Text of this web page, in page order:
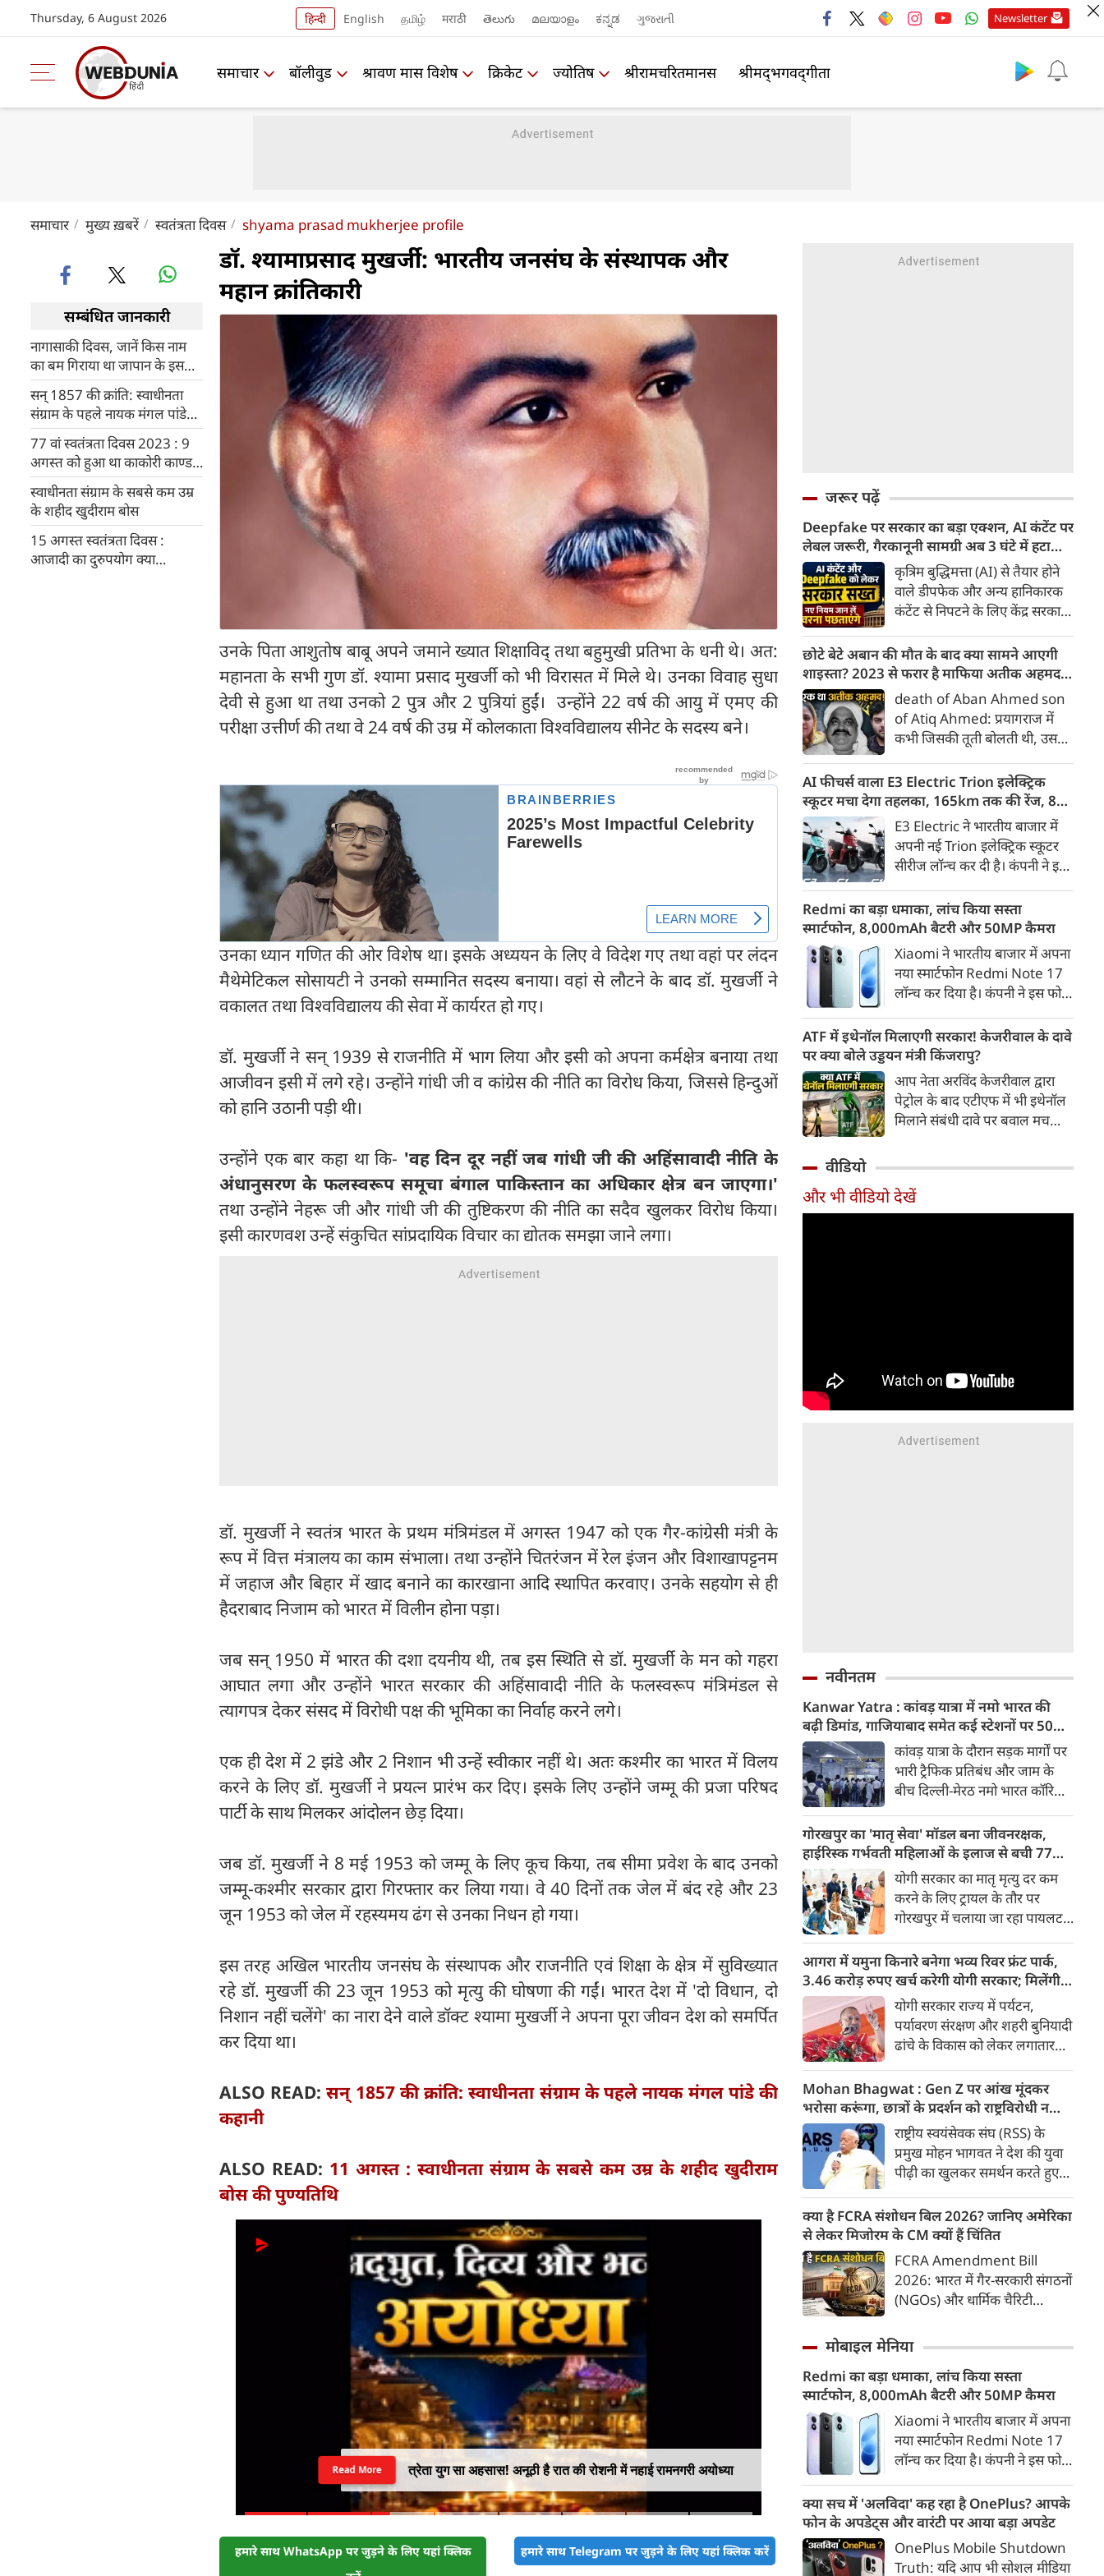
Thursday, 6 August 2026 हिन्दी English தமிழ் मराठी తెలుగు മലയാളം ಕನ್ನಡ ગુજરાતી Newsletter
समाचार बॉलीवुड श्रावण मास विशेष क्रिकेट ज्योतिष श्रीरामचरितमानस श्रीमद्‍भगवद्‍गीता
समाचार मुख्य ख़बरें स्वतंत्रता दिवस shyama prasad mukherjee profile
सम्बंधित जानकारी
नागासाकी दिवस, जानें किस नाम
का बम गिराया था जापान के इस
शहर पर
सन् 1857 की क्रांति: स्वाधीनता
संग्राम के पहले नायक मंगल पांडे
की कहानी
77 वां स्वतंत्रता दिवस 2023 : 9
अगस्त को हुआ था काकोरी काण्ड,
जानें पूरी कहानी
स्वाधीनता संग्राम के सबसे कम उम्र
के शहीद खुदीराम बोस
15 अगस्त स्वतंत्रता दिवस :
आजादी का दुरुपयोग क्या
डॉ. श्यामाप्रसाद मुखर्जी: भारतीय जनसंघ के संस्थापक और
महान क्रांतिकारी
उनके पिता आशुतोष बाबू अपने जमाने ख्यात शिक्षाविद् तथा बहुमुखी प्रतिभा के धनी थे। अत:
महानता के सभी गुण डॉ. श्यामा प्रसाद मुखर्जी को भी विरासत में मिले थे। उनका विवाह सुधा
देवी से हुआ था तथा उनको 2 पुत्र और 2 पुत्रियां हुईं। उन्होंने 22 वर्ष की आयु में एमए की
परीक्षा उत्तीर्ण की तथा वे 24 वर्ष की उम्र में कोलकाता विश्वविद्यालय सीनेट के सदस्य बने।
उनका ध्यान गणित की ओर विशेष था। इसके अध्ययन के लिए वे विदेश गए तथा वहां पर लंदन
मैथेमेटिकल सोसायटी ने उनको सम्मानित सदस्य बनाया। वहां से लौटने के बाद डॉ. मुखर्जी ने
वकालत तथा विश्वविद्यालय की सेवा में कार्यरत हो गए।
डॉ. मुखर्जी ने सन् 1939 से राजनीति में भाग लिया और इसी को अपना कर्मक्षेत्र बनाया तथा
आजीवन इसी में लगे रहे। उन्होंने गांधी जी व कांग्रेस की नीति का विरोध किया, जिससे हिन्दुओं
को हानि उठानी पड़ी थी।
उन्होंने एक बार कहा था कि- 'वह दिन दूर नहीं जब गांधी जी की अहिंसावादी नीति के
अंधानुसरण के फलस्वरूप समूचा बंगाल पाकिस्तान का अधिकार क्षेत्र बन जाएगा।'
तथा उन्होंने नेहरू जी और गांधी जी की तुष्टिकरण की नीति का सदैव खुलकर विरोध किया।
इसी कारणवश उन्हें संकुचित सांप्रदायिक विचार का द्योतक समझा जाने लगा।
डॉ. मुखर्जी ने स्वतंत्र भारत के प्रथम मंत्रिमंडल में अगस्त 1947 को एक गैर-कांग्रेसी मंत्री के
रूप में वित्त मंत्रालय का काम संभाला। तथा उन्होंने चितरंजन में रेल इंजन और विशाखापट्टनम
में जहाज और बिहार में खाद बनाने का कारखाना आदि स्थापित करवाए। उनके सहयोग से ही
हैदराबाद निजाम को भारत में विलीन होना पड़ा।
जब सन् 1950 में भारत की दशा दयनीय थी, तब इस स्थिति से डॉ. मुखर्जी के मन को गहरा
आघात लगा और उन्होंने भारत सरकार की अहिंसावादी नीति के फलस्वरूप मंत्रिमंडल से
त्यागपत्र देकर संसद में विरोधी पक्ष की भूमिका का निर्वाह करने लगे।
एक ही देश में 2 झंडे और 2 निशान भी उन्हें स्वीकार नहीं थे। अतः कश्मीर का भारत में विलय
करने के लिए डॉ. मुखर्जी ने प्रयत्न प्रारंभ कर दिए। इसके लिए उन्होंने जम्मू की प्रजा परिषद
पार्टी के साथ मिलकर आंदोलन छेड़ दिया।
जब डॉ. मुखर्जी ने 8 मई 1953 को जम्मू के लिए कूच किया, तब सीमा प्रवेश के बाद उनको
जम्मू-कश्मीर सरकार द्वारा गिरफ्तार कर लिया गया। वे 40 दिनों तक जेल में बंद रहे और 23
जून 1953 को जेल में रहस्यमय ढंग से उनका निधन हो गया।
इस तरह अखिल भारतीय जनसंघ के संस्थापक और राजनीति एवं शिक्षा के क्षेत्र में सुविख्यात
रहे डॉ. मुखर्जी की 23 जून 1953 को मृत्यु की घोषणा की गईं। भारत देश में 'दो विधान, दो
निशान नहीं चलेंगे' का नारा देने वाले डॉक्ट श्यामा मुखर्जी ने अपना पूरा जीवन देश को समर्पित
कर दिया था।
ALSO READ:सन् 1857 की क्रांति: स्वाधीनता संग्राम के पहले नायक मंगल पांडे की
कहानी
ALSO READ: 11 अगस्त : स्वाधीनता संग्राम के सबसे कम उम्र के शहीद खुदीराम
बोस की पुण्यतिथि
त्रेता युग सा अहसास! अनूठी है रात की रोशनी में नहाई रामनगरी अयोध्या
Read More
हमारे साथ WhatsApp पर जुड़ने के लिए यहां क्लिक
हमारे साथ Telegram पर जुड़ने के लिए यहां क्लिक करें
जरूर पढ़ें
Deepfake पर सरकार का बड़ा एक्शन, AI कंटेंट पर
लेबल जरूरी, गैरकानूनी सामग्री अब 3 घंटे में हटानी
होगी, नए नियम जान लें वरना पछताएंगे
कृत्रिम बुद्धिमत्ता (AI) से तैयार होने
वाले डीपफेक और अन्य हानिकारक
कंटेंट से निपटने के लिए केंद्र सरकार
किया है। सरकार ने AI से तैयार कंटेंट
पर स्पष्ट लेबल और पहचान योग्य
मेटाडेटा उपलब्ध कराना अनिवार्य
किया है। साथ ही, सरकारी या
न्यायालय के आदेश के आधार पर
गैरकानूनी जानकारी हटाने की
समयसीमा 36 घंटे से घटाकर 3 घंटे
कर दी गई है।
छोटे बेटे अबान की मौत के बाद क्या सामने आएगी
शाइस्ता? 2023 से फरार है माफिया अतीक अहमद
की पत्नी
death of Aban Ahmed son
of Atiq Ahmed: प्रयागराज में
कभी जिसकी तूती बोलती थी, उस
अहमद के कुनबे पर कानून और
किस्मत की दोहरी मार पड़ रही है।
जिस झांसी जिले में अप्रैल 2023 में
अतीक के एनकाउंटर में मारे गए बेटे
असद की सांसें थमी थीं, उसी झांसी में
अब उसके छोटे बेटे अबान की भीषण
सड़क दुर्घटना में जान चली गई है।
AI फीचर्स वाला E3 Electric Trion इलेक्ट्रिक
स्कूटर मचा देगा तहलका, 165km तक की रेंज, 8
साल की बैटरी वारंटी, कीमत जानेंगे तो हो जाएंगे
हैरान
E3 Electric ने भारतीय बाजार में
अपनी नई Trion इलेक्ट्रिक स्कूटर
सीरीज लॉन्च कर दी है। कंपनी ने इसे
पेश किया है। Trion की शुरुआती
कीमत 99,999 रुपए (एक्स-शोरूम,
बेंगलुरु) रखी गई है। फिलहाल इसकी
बुकिंग बेंगलुरु के ग्राहकों के लिए
कंपनी की आधिकारिक वेबसाइट के
जरिए शुरू की गई है। आने वाले समय
में इसे दूसरे शहरों में भी उपलब्ध
कराया जाएगा।
Redmi का बड़ा धमाका, लांच किया सस्ता
स्मार्टफोन, 8,000mAh बैटरी और 50MP कैमरा
Xiaomi ने भारतीय बाजार में अपना
नया स्मार्टफोन Redmi Note 17
लॉन्च कर दिया है। कंपनी ने इस फोन
डिस्प्ले, 8,000mAh की बड़ी बैटरी
और Qualcomm Snapdragon
चिपसेट के साथ पेश किया है। फोन में
50MP का मेन कैमरा दिया गया है।
इसके अलावा Redmi Note 17 में
Corning Gorilla Glass 7i
चेसिस जैसे फीचर्स मिलते हैं।
ATF में इथेनॉल मिलाएगी सरकार! केजरीवाल के दावे
पर क्या बोले उड्डयन मंत्री किंजरापु?
आप नेता अरविंद केजरीवाल द्वारा
पेट्रोल के बाद एटीएफ में भी इथेनॉल
मिलाने संबंधी दावे पर बवाल मच
इथेनॉल मिलाने की कोई योजना नहीं
है।
वीडियो
और भी वीडियो देखें
नवीनतम
Kanwar Yatra : कांवड़ यात्रा में नमो भारत की
बढ़ी डिमांड, गाजियाबाद समेत कई स्टेशनों पर 50%
तक बढ़ी यात्रियों की संख्याकांवड़ यात्रा के दौरान सड़क मार्गों पर
भारी ट्रैफिक प्रतिबंध और जाम के
बीच दिल्ली-मेरठ नमो भारत कॉरिडोर
परिवहन विकल्प बनकर उभरा है।
तेज़, समयबद्ध और आरामदायक
सफर के चलते कॉरिडोर के कई
स्टेशनों पर यात्रियों की संख्या में 40
से 50 प्रतिशत तक बढ़ गई है।
गोरखपुर का 'मातृ सेवा' मॉडल बना जीवनरक्षक,
हाईरिस्क गर्भवती महिलाओं के इलाज से बची 77
जिंदगियां
योगी सरकार का मातृ मृत्यु दर कम
करने के लिए ट्रायल के तौर पर
गोरखपुर में चलाया जा रहा पायलट
बनकर उभरा है। मुख्यमंत्री योगी
आदित्यनाथ के निर्देश पर पायलट
प्रोजेक्ट ‘मातृ सेवा’ का लक्ष्य हाई
रिस्क गर्भवती केसों को तुरंत बड़े
अस्पतालों में रेफर कर बचाना है।
आगरा में यमुना किनारे बनेगा भव्य रिवर फ्रंट पार्क,
3.46 करोड़ रुपए खर्च करेगी योगी सरकार; मिलेंगी ये
खास सुविधाएं
योगी सरकार राज्य में पर्यटन,
पर्यावरण संरक्षण और शहरी बुनियादी
ढांचे के विकास को लेकर लगातार
कड़ी में अब ताजनगरी में यमुना नदी
के किनारों को खूबसूरत, प्रदूषण मुक्त
और उपयोगी बनाने की बड़ी तैयारी
शुरू हो गई है। आगरा के झलकारी
बाई चौराहे से लेकर वेदांत मंदिर के
पास यमुना किनारे (यमुना बैंक साइड)
एक नए और भव्य पार्क का विकास
किया जा रहा है।
Mohan Bhagwat : Gen Z पर आंख मूंदकर
भरोसा करूंगा, छात्रों के प्रदर्शन को राष्ट्रविरोधी न
बताएं, RSS प्रमुख मोहन भागवत का बड़ा बयान, चीन
और पाकिस्तान को लेकर क्या कहा
राष्ट्रीय स्वयंसेवक संघ (RSS) के
प्रमुख मोहन भागवत ने देश की युवा
पीढ़ी का खुलकर समर्थन करते हुए
मूंदकर भरोसा करेंगे। उन्होंने कहा कि
विरोध-प्रदर्शन में शामिल होने वाले
छात्रों को राष्ट्रविरोधी नहीं कहा जाना
चाहिए। युवाओं की बात को दबाने के
बजाय उनके साथ संवाद के जरिए
उनकी चिंताओं को समझने की
क्या है FCRA संशोधन बिल 2026? जानिए अमेरिका
से लेकर मिजोरम के CM क्यों हैं चिंतित
FCRA Amendment Bill
2026: भारत में गैर-सरकारी संगठनों
(NGOs) और धार्मिक चैरिटी
नियंत्रित करने वाला 'फॉरेन
एक बार फिर बड़े बदलावों को लेकर
सुर्खियों में है। केंद्र सरकार द्वारा लाए
गए FCRA संशोधन बिल 2026 ने न
केवल देश के भीतर, बल्कि सात
समंदर पार अमेरिका तक में सियासी
मोबाइल मेनिया
Redmi का बड़ा धमाका, लांच किया सस्ता
स्मार्टफोन, 8,000mAh बैटरी और 50MP कैमरा
Xiaomi ने भारतीय बाजार में अपना
नया स्मार्टफोन Redmi Note 17
लॉन्च कर दिया है। कंपनी ने इस फोन
डिस्प्ले, 8,000mAh की बड़ी बैटरी
और Qualcomm Snapdragon
चिपसेट के साथ पेश किया है। फोन में
50MP का मेन कैमरा दिया गया है।
क्या सच में 'अलविदा' कह रहा है OnePlus? आपके
फोन के अपडेट्स और वारंटी पर आया बड़ा अपडेट
OnePlus Mobile Shutdown
Truth: यदि आप भी सोशल मीडिया